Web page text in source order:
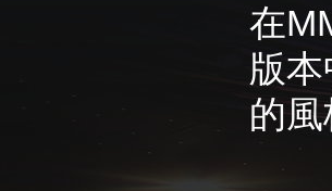
在
版
的風